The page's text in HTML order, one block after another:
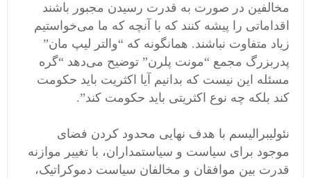
مخالفین در صورت به قدرت رسیدن مجبور باشند
اقداماتی را پیشه کنند که با آنچه که ما می‌خواستیم
زیاد متفاوت نباشند. همانگونه که “والتر لیپ مان”
پدربزرگ مجمع “مونت پلرن” توضیح می‌دهد “گره
مسئله این نیست که بدانیم آیا اکثریت باید حکومت
کند بلکه چه نوع اکثریتی باید حکومت کند”.
نئولیبرالیسم با هدف نهایی محدود کردن فضای
موجود برای سیاست و سیاستمداران، با تغییر موازنه
قدرت بین موافقان و مخالفان سیاست دموکراتیک،